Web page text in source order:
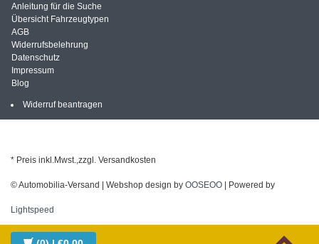
Anleitung für die Suche
Übersicht Fahrzeugtypen
AGB
Widerrufsbelehrung
Datenschutz
Impressum
Blog
Widerruf beantragen
* Preis inkl.Mwst.,zzgl. Versandkosten
© Automobilia-Versand | Webshop design by OOSEOO | Powered by
Lightspeed